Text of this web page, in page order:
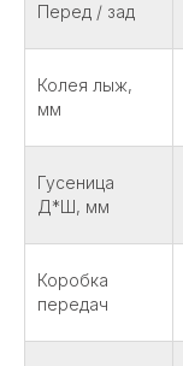
Перед / зад
Колея лыж,
мм
Гусеница
Д*Ш, мм
Коробка
передач